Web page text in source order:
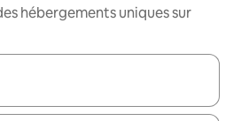
hébergements uniques sur
utilisez les flèches vers le